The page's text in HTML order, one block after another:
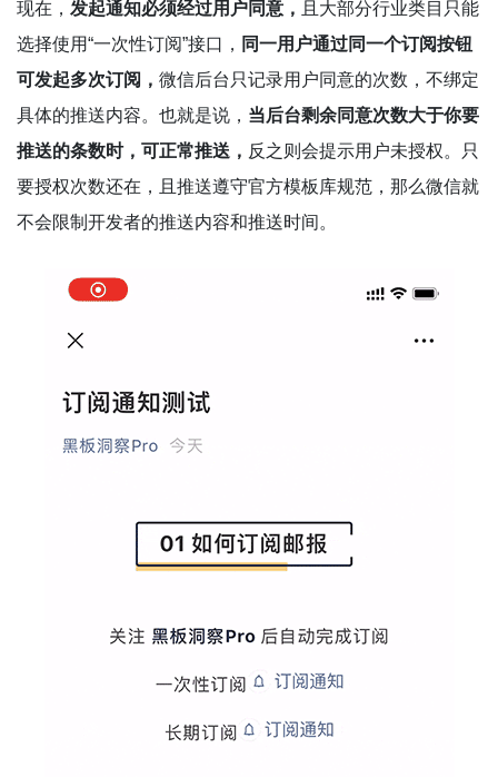
现在， 发起通知必须经过用户同意， 且大部分行业类目只能
选择使用“一次性订阅”接口， 同一用户通过同一个订阅按钮
可发起多次订阅， 微信后台只记录用户同意的次数，不绑定
具体的推送内容。也就是说， 当后台剩余同意次数大于你要
推送的条数时，可正常推送， 反之则会提示用户未授权。只
要授权次数还在，且推送遵守官方模板库规范，那么微信就
不会限制开发者的推送内容和推送时间。